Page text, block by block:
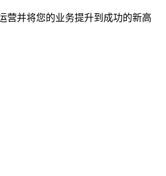
营并将您的业务提升到成功的新高